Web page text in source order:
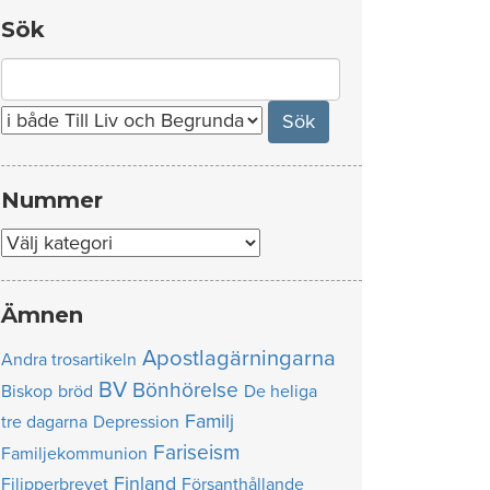
Sök
for:
Nummer
Nummer
Ämnen
Andra trosartikeln Apostlagärningarna
Biskop bröd BV Bönhörelse De heliga
tre dagarna Depression Familj
Familjekommunion Fariseism
Filipperbrevet Finland Försanthållande